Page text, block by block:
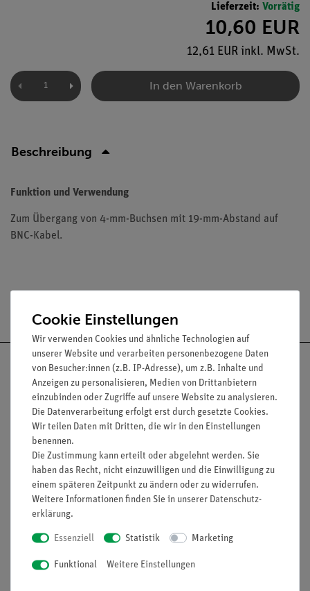
Lieferzeit: Vorrätig
10,60 EUR
12,61 EUR inkl. MwSt.
In den Warenkorb
Beschreibung
Funktion und Verwendung
Zum Übergang von 4-mm-Buchsen mit 19-mm-Abstand auf
BNC-Kabel.
Nach oben
Informationen
Unternehmen
Projekte und Lösungen
Presse
Service
Beratung & Showroom
Cookie Einstellungen
Wir verwenden Cookies und ähnliche Technologien auf
unserer Website und verarbeiten personenbezogene Daten
von Besucher:innen (z.B. IP-Adresse), um z.B. Inhalte und
Anzeigen zu personalisieren, Medien von Drittanbietern
einzubinden oder Zugriffe auf unsere Website zu analysieren.
Die Datenverarbeitung erfolgt erst durch gesetzte Cookies.
Wir teilen Daten mit Dritten, die wir in den Einstellungen
benennen.
Die Zustimmung kann erteilt oder abgelehnt werden. Sie
haben das Recht, nicht einzuwilligen und die Einwilligung zu
einem späteren Zeitpunkt zu ändern oder zu widerrufen.
Weitere Informationen finden Sie in unserer Daten­schutz­
erklärung.
Essenziell Statistik Marketing
Funktional Weitere Einstellungen